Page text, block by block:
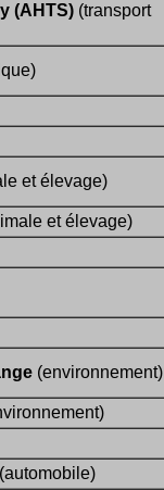
(AHTS) (transport
et élevage)
et élevage)
(environnement)
(automobile)